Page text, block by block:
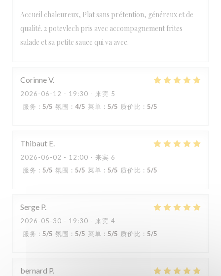
Accueil chaleureux, Plat sans prétention, généreux et de
qualité. 2 potevlech pris avec accompagnement frites
salade et sa petite sauce qui va avec.
CorinneV
2026-06-12 - 19:30 - 来宾 5
服务 : 5/5 氛围 : 4/5 菜单 : 5/5 质价比 : 5/5
Thibaut E
2026-06-02 - 12:00 - 来宾 6
服务 : 5/5 氛围 : 5/5 菜单 : 5/5 质价比 : 5/5
Serge P
2026-05-30 - 19:30 - 来宾 4
服务 : 5/5 氛围 : 5/5 菜单 : 5/5 质价比 : 5/5
bernard P